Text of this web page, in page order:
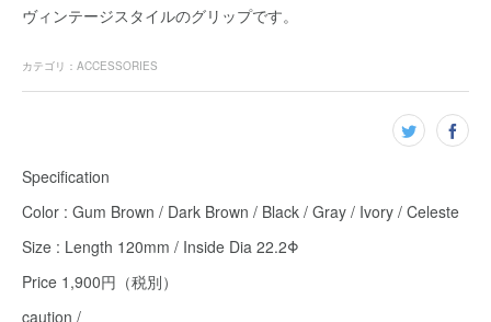
ヴィンテージスタイルのグリップです。
カテゴリ ： ACCESSORIES
Specification
Color : Gum Brown / Dark Brown / Black / Gray / Ivory / Celeste
Size : Length 120mm / Inside Dia 22.2Φ
Price 1,900円（税別）
caution /